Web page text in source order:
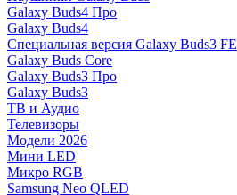
Galaxy Buds4 Про
Galaxy Buds4
Специальная версия Galaxy Buds3 FE
Galaxy Buds Core
Galaxy Buds3 Про
Galaxy Buds3
ТВ и Аудио
Телевизоры
Модели 2026
Мини LED
Микро RGB
Samsung Neo QLED